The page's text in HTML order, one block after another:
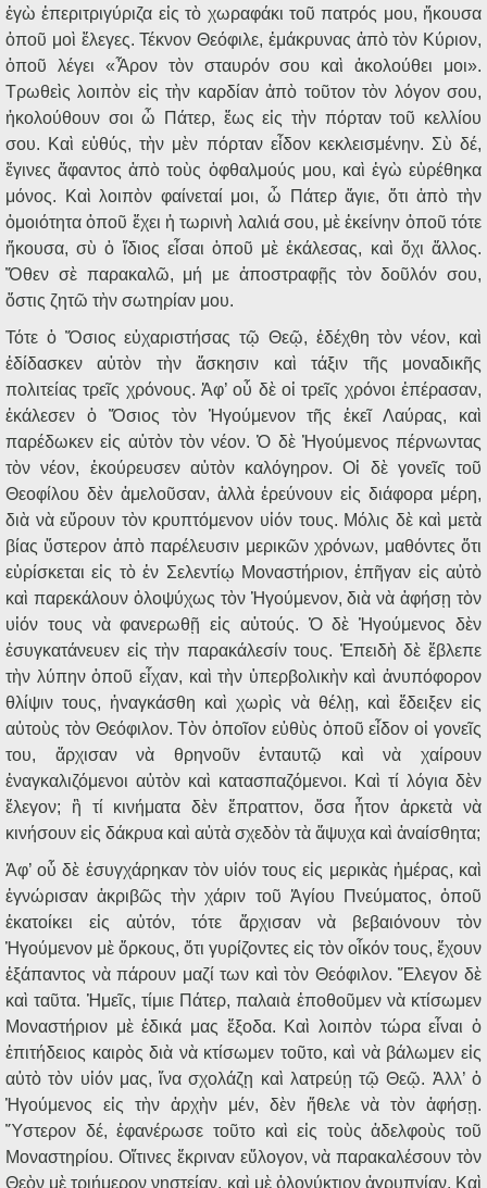
ἐγὼ ἐπεριτριγύριζα εἰς τὸ χωραφάκι τοῦ πατρός μου, ἤκουσα
ὁποῦ μοὶ ἔλεγες. Τέκνον Θεόφιλε, ἐμάκρυνας ἀπὸ τὸν Κύριον,
ὁποῦ λέγει «Ἆρον τὸν σταυρόν σου καὶ ἀκολούθει μοι».
Τρωθεὶς λοιπὸν εἰς τὴν καρδίαν ἀπὸ τοῦτον τὸν λόγον σου,
ἠκολούθουν σοι ὦ Πάτερ, ἕως εἰς τὴν πόρταν τοῦ κελλίου
σου. Καὶ εὐθύς, τὴν μὲν πόρταν εἶδον κεκλεισμένην. Σὺ δέ,
ἔγινες ἄφαντος ἀπὸ τοὺς ὀφθαλμούς μου, καὶ ἐγὼ εὑρέθηκα
μόνος. Καὶ λοιπὸν φαίνεταί μοι, ὦ Πάτερ ἅγιε, ὅτι ἀπὸ τὴν
ὁμοιότητα ὁποῦ ἔχει ἡ τωρινὴ λαλιά σου, μὲ ἐκείνην ὁποῦ τότε
ἤκουσα, σὺ ὁ ἴδιος εἶσαι ὁποῦ μὲ ἐκάλεσας, καὶ ὄχι ἄλλος.
Ὅθεν σὲ παρακαλῶ, μή με ἀποστραφῇς τὸν δοῦλόν σου,
ὅστις ζητῶ τὴν σωτηρίαν μου.
Τότε ὁ Ὅσιος εὐχαριστήσας τῷ Θεῷ, ἐδέχθη τὸν νέον, καὶ
ἐδίδασκεν αὐτὸν τὴν ἄσκησιν καὶ τάξιν τῆς μοναδικῆς
πολιτείας τρεῖς χρόνους. Ἀφ’ οὗ δὲ οἱ τρεῖς χρόνοι ἐπέρασαν,
ἐκάλεσεν ὁ Ὅσιος τὸν Ἡγούμενον τῆς ἐκεῖ Λαύρας, καὶ
παρέδωκεν εἰς αὐτὸν τὸν νέον. Ὁ δὲ Ἡγούμενος πέρνωντας
τὸν νέον, ἐκούρευσεν αὐτὸν καλόγηρον. Οἱ δὲ γονεῖς τοῦ
Θεοφίλου δὲν ἀμελοῦσαν, ἀλλὰ ἐρεύνουν εἰς διάφορα μέρη,
διὰ νὰ εὕρουν τὸν κρυπτόμενον υἱόν τους. Μόλις δὲ καὶ μετὰ
βίας ὕστερον ἀπὸ παρέλευσιν μερικῶν χρόνων, μαθόντες ὅτι
εὑρίσκεται εἰς τὸ ἐν Σελεντίῳ Μοναστήριον, ἐπῆγαν εἰς αὐτὸ
καὶ παρεκάλουν ὁλοψύχως τὸν Ἡγούμενον, διὰ νὰ ἀφήσῃ τὸν
υἱόν τους νὰ φανερωθῇ εἰς αὐτούς. Ὁ δὲ Ἡγούμενος δὲν
ἐσυγκατάνευεν εἰς τὴν παρακάλεσίν τους. Ἐπειδὴ δὲ ἔβλεπε
τὴν λύπην ὁποῦ εἶχαν, καὶ τὴν ὑπερβολικὴν καὶ ἀνυπόφορον
θλίψιν τους, ἠναγκάσθη καὶ χωρὶς νὰ θέλῃ, καὶ ἔδειξεν εἰς
αὐτοὺς τὸν Θεόφιλον. Τὸν ὁποῖον εὐθὺς ὁποῦ εἶδον οἱ γονεῖς
του, ἄρχισαν νὰ θρηνοῦν ἐνταυτῷ καὶ νὰ χαίρουν
ἐναγκαλιζόμενοι αὐτὸν καὶ κατασπαζόμενοι. Καὶ τί λόγια δὲν
ἔλεγον; ἢ τί κινήματα δὲν ἔπραττον, ὅσα ἦτον ἀρκετὰ νὰ
κινήσουν εἰς δάκρυα καὶ αὐτὰ σχεδὸν τὰ ἄψυχα καὶ ἀναίσθητα;
Ἀφ’ οὗ δὲ ἐσυγχάρηκαν τὸν υἱόν τους εἰς μερικὰς ἡμέρας, καὶ
ἐγνώρισαν ἀκριβῶς τὴν χάριν τοῦ Ἁγίου Πνεύματος, ὁποῦ
ἐκατοίκει εἰς αὐτόν, τότε ἄρχισαν νὰ βεβαιόνουν τὸν
Ἡγούμενον μὲ ὅρκους, ὅτι γυρίζοντες εἰς τὸν οἶκόν τους, ἔχουν
ἐξάπαντος νὰ πάρουν μαζί των καὶ τὸν Θεόφιλον. Ἔλεγον δὲ
καὶ ταῦτα. Ἡμεῖς, τίμιε Πάτερ, παλαιὰ ἐποθοῦμεν νὰ κτίσωμεν
Μοναστήριον μὲ ἐδικά μας ἔξοδα. Καὶ λοιπὸν τώρα εἶναι ὁ
ἐπιτήδειος καιρὸς διὰ νὰ κτίσωμεν τοῦτο, καὶ νὰ βάλωμεν εἰς
αὐτὸ τὸν υἱόν μας, ἵνα σχολάζῃ καὶ λατρεύῃ τῷ Θεῷ. Ἀλλ’ ὁ
Ἡγούμενος εἰς τὴν ἀρχὴν μέν, δὲν ἤθελε νὰ τὸν ἀφήσῃ.
Ὕστερον δέ, ἐφανέρωσε τοῦτο καὶ εἰς τοὺς ἀδελφοὺς τοῦ
Μοναστηρίου. Οἵτινες ἔκριναν εὔλογον, νὰ παρακαλέσουν τὸν
Θεὸν μὲ τριήμερον νηστείαν, καὶ μὲ ὁλονύκτιον ἀγρυπνίαν. Καὶ